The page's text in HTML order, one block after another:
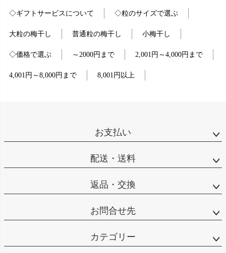
◇ギフトサービスについて ◇粒のサイズで選ぶ
大粒の梅干し 普通粒の梅干し 小梅干し
◇価格で選ぶ ～2000円まで 2,001円～4,000円まで
4,001円～8,000円まで 8,001円以上
お支払い
配送・送料
返品・交換
お問合せ先
カテゴリー